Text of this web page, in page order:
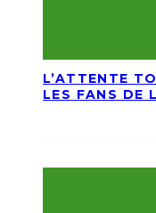
L’ATTENTE
LES FANS DE